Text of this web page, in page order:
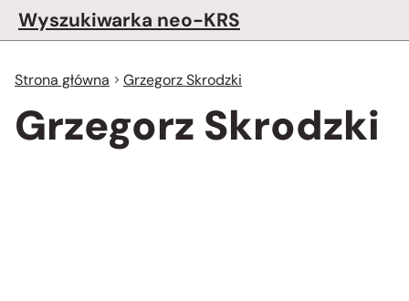
Wyszukiwarka neo-KRS
Strona główna Grzegorz Skrodzki
Grzegorz Skrodzki